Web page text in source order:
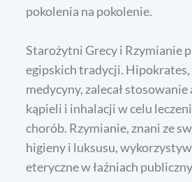
pokolenia na pokolenie.
Starożytni Grecy i Rzymianie
egipskich tradycji. Hipokrates,
medycyny, zalecał
kąpieli i inhalacji w celu
chorób. Rzymianie, znani ze
higieny i luksusu,
eteryczne w łaźniach